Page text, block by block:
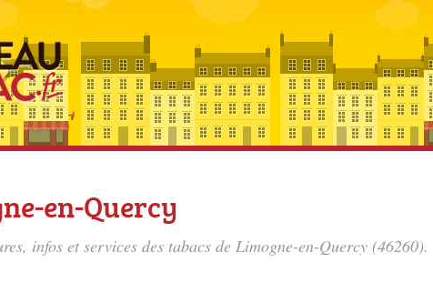
en-Quercy
infos et services des tabacs de Limogne-en-Quercy (46260).